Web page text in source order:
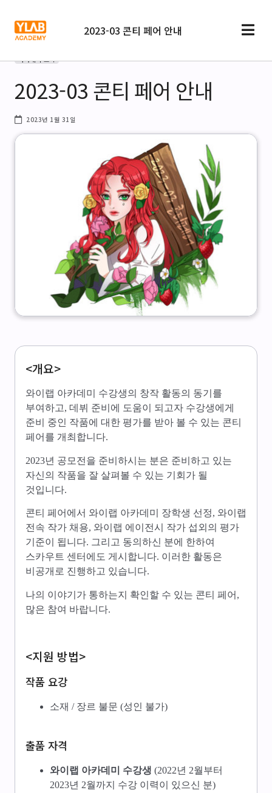
2023-03 콘티 페어 안내
아카데미 소식
2023-03 콘티 페어 안내
2023년 1월 31일
<개요>
와이랩 아카데미 수강생의 창작 활동의 동기를
부여하고, 데뷔 준비에 도움이 되고자 수강생에게
준비 중인 작품에 대한 평가를 받아 볼 수 있는 콘티
페어를 개최합니다.
2023년 공모전을 준비하시는 분은 준비하고 있는
자신의 작품을 잘 살펴볼 수 있는 기회가 될
것입니다.
콘티 페어에서 와이랩 아카데미 장학생 선정, 와이랩
전속 작가 채용, 와이랩 에이전시 작가 섭외의 평가
기준이 됩니다. 그리고 동의하신 분에 한하여
스카우트 센터에도 게시합니다. 이러한 활동은
비공개로 진행하고 있습니다.
나의 이야기가 통하는지 확인할 수 있는 콘티 페어,
많은 참여 바랍니다.
<지원 방법>
작품 요강
소재 / 장르 불문 (성인 불가)
출품 자격
와이랩 아카데미 수강생 (2022년 2월부터
2023년 2월까지 수강 이력이 있으신 분)